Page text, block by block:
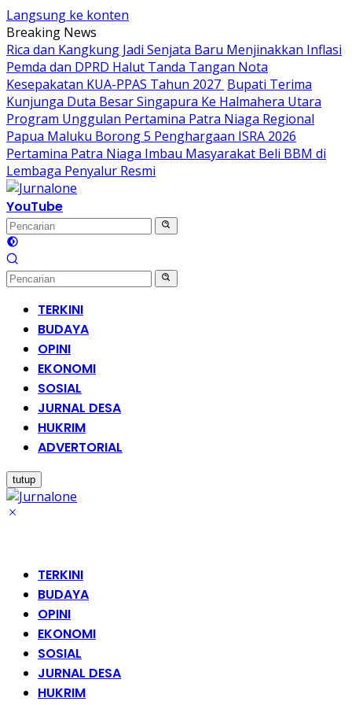
Langsung ke konten
Breaking News
Rica dan Kangkung Jadi Senjata Baru Menjinakkan Inflasi
Pemda dan DPRD Halut Tanda Tangan Nota
Kesepakatan KUA-PPAS Tahun 2027 Bupati Terima
Kunjunga Duta Besar Singapura Ke Halmahera Utara
Program Unggulan Pertamina Patra Niaga Regional
Papua Maluku Borong 5 Penghargaan ISRA 2026
Pertamina Patra Niaga Imbau Masyarakat Beli BBM di
Lembaga Penyalur Resmi
YouTube
TERKINI
BUDAYA
OPINI
EKONOMI
SOSIAL
JURNAL DESA
HUKRIM
ADVERTORIAL
tutup
TERKINI
BUDAYA
OPINI
EKONOMI
SOSIAL
JURNAL DESA
HUKRIM